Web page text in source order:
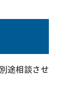
途相談させ